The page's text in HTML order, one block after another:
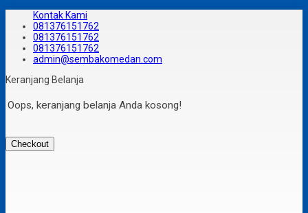
Kontak Kami
081376151762
081376151762
081376151762
admin@sembakomedan.com
Keranjang Belanja
Oops, keranjang belanja Anda kosong!
Checkout